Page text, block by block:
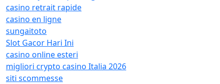
casino retrait rapide
casino en ligne
sungaitoto
Slot Gacor Hari Ini
casino online esteri
migliori crypto casino Italia 2026
siti scommesse